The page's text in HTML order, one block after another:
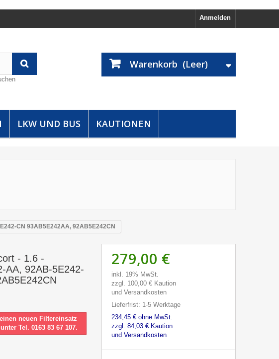
Anmelden
Warenkorb (Leer)
LKW UND BUS KAUTIONEN
CN 93AB5E242AA, 92AB5E242CN
- 1.6 -
AA, 92AB-5E242-
neuen Filtereinsatz
Tel. 0163 83 67 107.
279,00 €
inkl. 19% MwSt.
zzgl. 100,00 € Kaution
und Versandkosten
Lieferfrist: 1-5 Werktage
234,45 € ohne MwSt.
zzgl. 84,03 € Kaution
und Versandkosten